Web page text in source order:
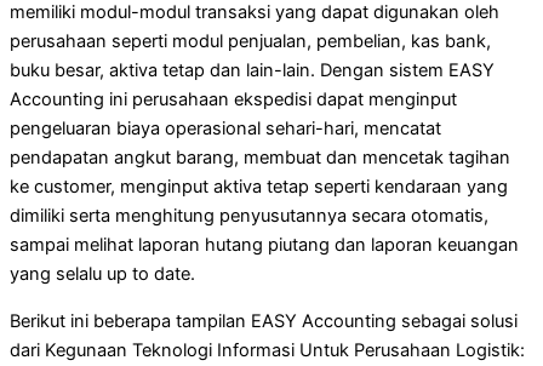
memiliki modul-modul transaksi yang dapat digunakan oleh
perusahaan seperti modul penjualan, pembelian, kas bank,
buku besar, aktiva tetap dan lain-lain. Dengan sistem EASY
Accounting ini perusahaan ekspedisi dapat menginput
pengeluaran biaya operasional sehari-hari, mencatat
pendapatan angkut barang, membuat dan mencetak tagihan
ke customer, menginput aktiva tetap seperti kendaraan yang
dimiliki serta menghitung penyusutannya secara otomatis,
sampai melihat laporan hutang piutang dan laporan keuangan
yang selalu up to date.
Berikut ini beberapa tampilan EASY Accounting sebagai solusi
dari Kegunaan Teknologi Informasi Untuk Perusahaan Logistik: